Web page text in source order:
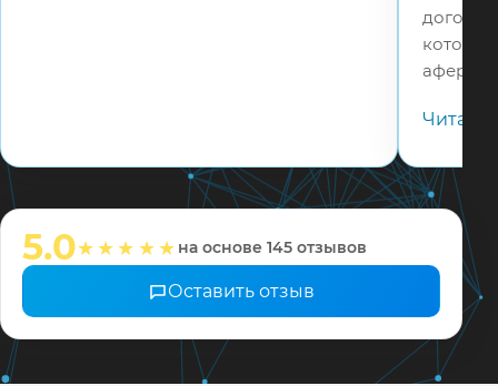
❤️ Всех
Читать
5.0★★★★★ на основе 145 отзывов
Оставить отзыв